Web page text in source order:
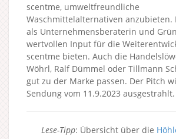
scentme, umweltfreundliche
Waschmittelalternativen anzubieten.
als Unternehmensberaterin und
wertvollen Input für die
scentme bieten. Auch die
Wöhrl, Ralf Dümmel oder Tillmann
gut zu der Marke passen. Der Pitch
Sendung vom 11.9.2023 ausgestrahlt.
Lese-Tipp: Übersicht über die